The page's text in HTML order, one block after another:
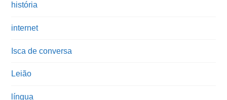
história
internet
Isca de conversa
Leião
língua